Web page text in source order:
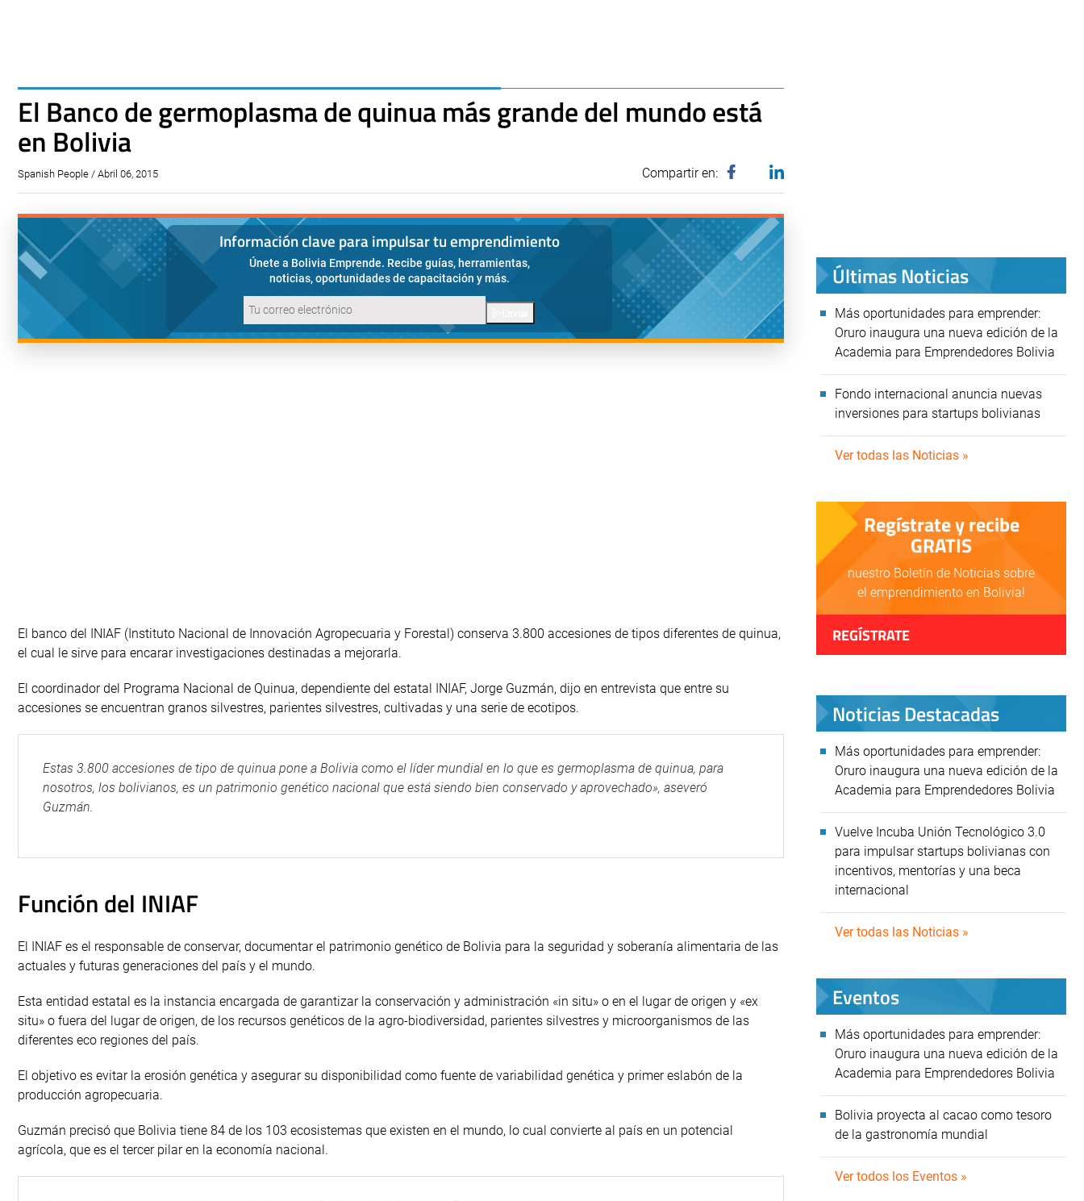
El Banco de germoplasma de quinua más grande del mundo está
en Bolivia
Spanish People / Abril 06, 2015 Compartir en:
Información clave para impulsar tu emprendimiento
Únete a Bolivia Emprende. Recibe guías, herramientas,
noticias, oportunidades de capacitación y más.
El banco del INIAF (Instituto Nacional de Innovación Agropecuaria y Forestal) conserva 3.800 accesiones de tipos diferentes de quinua,
el cual le sirve para encarar investigaciones destinadas a mejorarla.
El coordinador del Programa Nacional de Quinua, dependiente del estatal INIAF, Jorge Guzmán, dijo en entrevista que entre su
accesiones se encuentran granos silvestres, parientes silvestres, cultivadas y una serie de ecotipos.
Estas 3.800 accesiones de tipo de quinua pone a Bolivia como el líder mundial en lo que es germoplasma de quinua, para
nosotros, los bolivianos, es un patrimonio genético nacional que está siendo bien conservado y aprovechado», aseveró
Guzmán.
Función del INIAF
El INIAF es el responsable de conservar, documentar el patrimonio genético de Bolivia para la seguridad y soberanía alimentaria de las
actuales y futuras generaciones del país y el mundo.
Esta entidad estatal es la instancia encargada de garantizar la conservación y administración «in situ» o en el lugar de origen y «ex
situ» o fuera del lugar de origen, de los recursos genéticos de la agro-biodiversidad, parientes silvestres y microorganismos de las
diferentes eco regiones del país.
El objetivo es evitar la erosión genética y asegurar su disponibilidad como fuente de variabilidad genética y primer eslabón de la
producción agropecuaria.
Guzmán precisó que Bolivia tiene 84 de los 103 ecosistemas que existen en el mundo, lo cual convierte al país en un potencial
agrícola, que es el tercer pilar en la economía nacional.
Últimas Noticias
Más oportunidades para emprender:
Oruro inaugura una nueva edición de la
Academia para Emprendedores Bolivia
Fondo internacional anuncia nuevas
inversiones para startups bolivianas
Ver todas las Noticias »
Regístrate y recibe
GRATIS
nuestro Boletín de Noticias sobre
el emprendimiento en Bolivia!
REGÍSTRATE
Noticias Destacadas
Más oportunidades para emprender:
Oruro inaugura una nueva edición de la
Academia para Emprendedores Bolivia
Vuelve Incuba Unión Tecnológico 3.0
para impulsar startups bolivianas con
incentivos, mentorías y una beca
internacional
Ver todas las Noticias »
Eventos
Más oportunidades para emprender:
Oruro inaugura una nueva edición de la
Academia para Emprendedores Bolivia
Bolivia proyecta al cacao como tesoro
de la gastronomía mundial
Ver todos los Eventos »